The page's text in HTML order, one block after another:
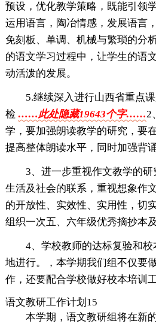
预设，优化教学策略，既能引领
运用语言，陶冶情感，发展语言
免刻板、单调、机械与繁琐的分
的语文学习过程中，让学生的语
动活泼的发展。
5.继续深入进行山西省重点
检 ……此处隐藏19643个字……2
学，要加强朗读教学的研究，要
提高整体朗读水平，同时加强背诵
3、进一步重视作文教学的
生活及社会的联系，重视想象作
的开放性、实效性、实用性，切
组织一次五、六年级优秀摘抄本
4、学校教师的达标复验和
地进行。，本学期我们组不仅要
作，还要配合学校做好校本培训工
语文教研工作计划15
本学期，语文教研组将在新